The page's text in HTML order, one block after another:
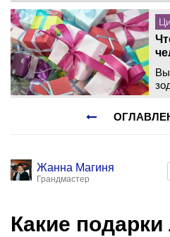
Жанна Магиня
Грандмастер
Какие